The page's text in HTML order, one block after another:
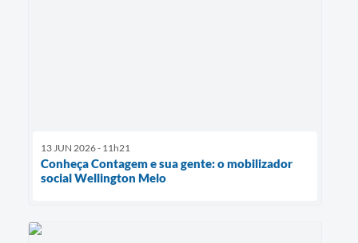
13 JUN 2026 - 11h21
Conheça Contagem e sua gente: o mobilizador
social Wellington Melo